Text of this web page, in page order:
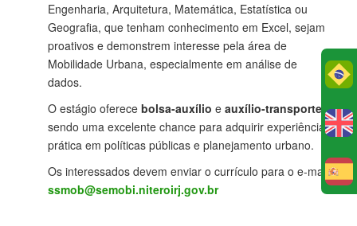
Engenharia, Arquitetura, Matemática, Estatística ou
Geografia, que tenham conhecimento em Excel, sejam
proativos e demonstrem interesse pela área de
Mobilidade Urbana, especialmente em análise de
dados.
O estágio oferece bolsa-auxílio e auxílio-transporte
sendo uma excelente chance para adquirir experiência
prática em políticas públicas e planejamento urbano.
Os interessados devem enviar o currículo para o e-mail:
ssmob@semobi.niteroirj.gov.br